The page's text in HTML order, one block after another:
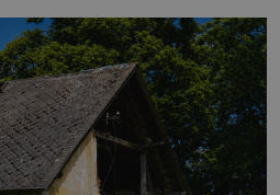
lidí ročně. A ač je
z